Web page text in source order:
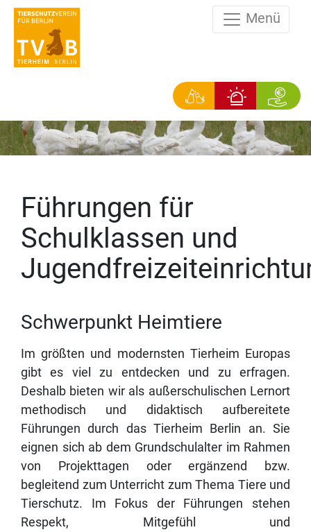
Menü
Führungen für
Schulklassen und
Schwerpunkt Heimtiere
Im größten und modernsten Tierheim Europas
gibt es viel zu entdecken und zu erfragen.
Deshalb bieten wir als außerschulischen Lernort
methodisch und didaktisch aufbereitete
Führungen durch das Tierheim Berlin an. Sie
eignen sich ab dem Grundschulalter im Rahmen
von Projekttagen oder ergänzend bzw.
begleitend zum Unterricht zum Thema Tiere und
Tierschutz. Im Fokus der Führungen stehen
Respekt, Mitgefühl und